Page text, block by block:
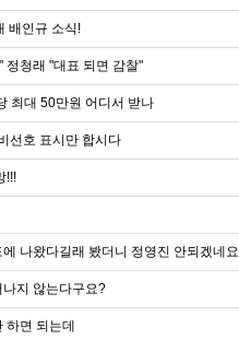
배인규 소식!
정청래 "대표 되면 감찰"
최대 50만원 어디서 받나
선호 표시만 합시다
!!!
나왔다길래 봤더니 정영진 안되겠네요
지 않는다구요?
면 되는데